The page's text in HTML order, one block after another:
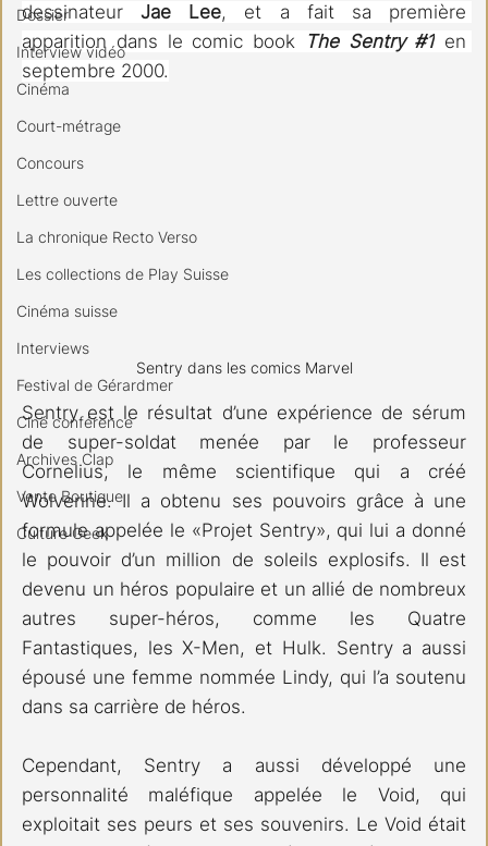
Dossier
Interview vidéo
Cinéma
Court-métrage
Concours
Lettre ouverte
La chronique Recto Verso
Les collections de Play Suisse
Cinéma suisse
Interviews
Festival de Gérardmer
Ciné conférence
Archives Clap
Vente Boutique
Culture Geek
dessinateur Jae Lee, et a fait sa première
apparition dans le comic book The Sentry #1 en
septembre 2000.
Sentry dans les comics Marvel
Sentry est le résultat d’une expérience de sérum
de super-soldat menée par le professeur
Cornelius, le même scientifique qui a créé
Wolverine. Il a obtenu ses pouvoirs grâce à une
formule appelée le «Projet Sentry», qui lui a donné
le pouvoir d’un million de soleils explosifs. Il est
devenu un héros populaire et un allié de nombreux
autres super-héros, comme les Quatre
Fantastiques, les X-Men, et Hulk. Sentry a aussi
épousé une femme nommée Lindy, qui l’a soutenu
dans sa carrière de héros.
Cependant, Sentry a aussi développé une
personnalité maléfique appelée le Void, qui
exploitait ses peurs et ses souvenirs. Le Void était